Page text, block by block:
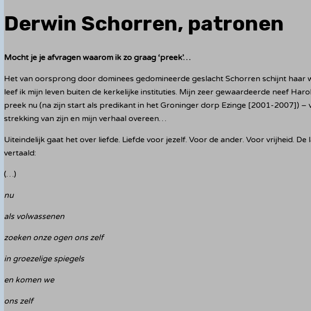
Derwin Schorren, patronen
Mocht je je afvragen waarom ik zo graag ‘preek’…
Het van oorsprong door dominees gedomineerde geslacht Schorren schijnt
leef ik mijn leven buiten de kerkelijke instituties. Mijn zeer gewaardeerde neef
preek nu (na zijn start als predikant in het Groninger dorp Ezinge [2001-2007]) –
strekking van zijn en mijn verhaal overeen…
Uiteindelijk gaat het over liefde. Liefde voor jezelf. Voor de ander. Voor vrijheid.
vertaald:
(…)
nu
als volwassenen
zoeken onze ogen ons zelf
in groezelige spiegels
en komen we
ons zelf